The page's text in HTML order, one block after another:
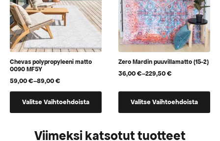
sivulla.
sivulla.
Chevas polypropyleeni matto
0090 MF5Y
59,00€–89,00€
Hintaluokka:
59,00 €
Valitse Vaihtoehdoista
useampi
Zero Mardin puuvillamatto (15-2)
36,00€–229,50€
Hintaluokka:
-
229,50 €
Valitse Vaihtoehdoista
useampi
Viimeksi katsotut tuotteet